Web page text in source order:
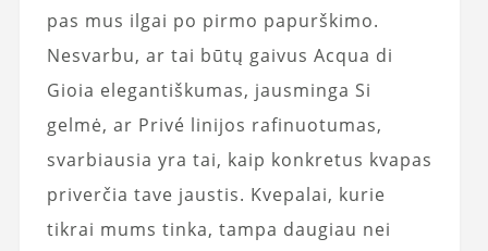
pas mus ilgai po pirmo papurškimo.
Nesvarbu, ar tai būtų gaivus Acqua di
Gioia elegantiškumas, jausminga Si
gelmė, ar Privé linijos rafinuotumas,
svarbiausia yra tai, kaip konkretus kvapas
priverčia tave jaustis. Kvepalai, kurie
tikrai mums tinka, tampa daugiau nei